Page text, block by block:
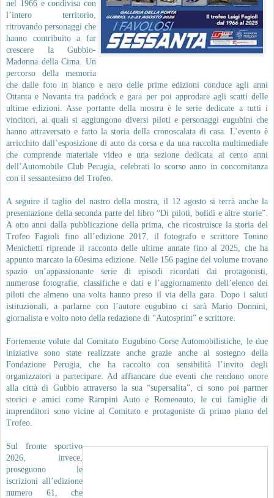
nel 1966 e condivisa con
l’intero territorio,
ritrovando personaggi che
hanno contribuito a far
crescere la Gubbio-
Madonna della Cima. Un
percorso della memoria
che dalle foto in bianco e nero delle prime edizioni conduce agli anni
Ottanta e Novanta tra paddock e gara per poi approdare agli scatti delle
ultime edizioni. Asse portante della mostra è le serie dedicate a tutti i
vincitori, ai quali si aggiungono diversi piloti e personaggi eugubini che
hanno attraversato e fatto la storia della cronoscalata di casa. L’evento è
arricchito dall’esposizione di auto da corsa e da una raccolta multimediale
che comprende materiale video e una sezione dedicata ai cento anni
dell’Automobile Club Perugia, celebrati lo scorso anno in concomitanza
con il sessantesimo del Trofeo.
A seguire il taglio del nastro della mostra, il 12 agosto si terrà anche la
presentazione della seconda parte del libro “Di piloti, bolidi e altre storie”.
A otto anni dalla pubblicazione della prima, che ricostruisce la storia del
Trofeo Fagioli fino all’edizione 2017, il fotografo e scrittore Tonino
Menichetti riprende il racconto delle ultime annate fino al 2025, che ha
appunto marcato la 60esima edizione. Nelle 156 pagine del volume trovano
spazio un’appassionante serie di episodi ricordati dai protagonisti,
numerose fotografie, classifiche e dati e l’aggiornamento dell’elenco dei
piloti che almeno una volta hanno preso il via della gara. Dopo i saluti
istituzionali, a parlarne con l’autore eugubino ci sarà Mario Donnini,
giornalista e volto noto della redazione di “Autosprint” e scrittore.
Fortemente volute dal Comitato Eugubino Corse Automobilistiche, le due
iniziative sono state realizzate anche grazie anche al sostegno della
Fondazione Perugia, che ha raccolto con sensibilità l’invito degli
organizzatori a partecipare. Ad affiancare due eventi che rendono onore
alla città di Gubbio attraverso la sua “supersalita”, ci sono poi partner
storici e amici come Rampini Auto e Romeoauto, le cui famiglie di
imprenditori sono vicine al Comitato e protagoniste di primo piano del
Trofeo.
Sul fronte sportivo
2026, invece,
proseguono le
iscrizioni all’edizione
numero 61, che